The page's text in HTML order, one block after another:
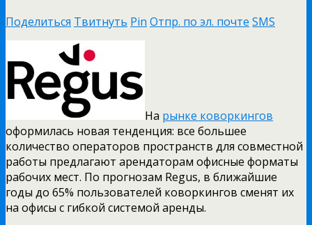
Поделиться Твитнуть Pin Отпр. по эл. почте SMS
На рынке коворкингов
оформилась новая тенденция: все большее
количество операторов пространств для совместной
работы предлагают арендаторам офисные форматы
рабочих мест. По прогнозам Regus, в ближайшие
годы до 65% пользователей коворкингов сменят их
на офисы с гибкой системой аренды.